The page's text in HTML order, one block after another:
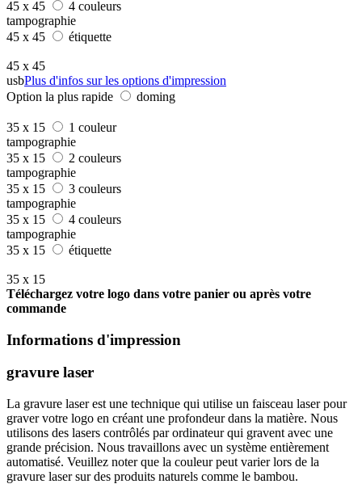
45 x 45
4 couleurs
tampographie
45 x 45
étiquette
45 x 45
usbPlus d'infos sur les options d'impression
Option la plus rapide
doming
35 x 15
1 couleur
tampographie
35 x 15
2 couleurs
tampographie
35 x 15
3 couleurs
tampographie
35 x 15
4 couleurs
tampographie
35 x 15
étiquette
35 x 15
Téléchargez votre logo dans votre panier ou après votre
commande
Informations d'impression
gravure laser
La gravure laser est une technique qui utilise un faisceau laser pour
graver votre logo en créant une profondeur dans la matière. Nous
utilisons des lasers contrôlés par ordinateur qui gravent avec une
grande précision. Nous travaillons avec un système entièrement
automatisé. Veuillez noter que la couleur peut varier lors de la
gravure laser sur des produits naturels comme le bambou.